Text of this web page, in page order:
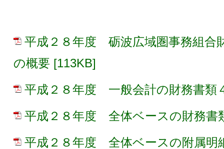
平成２８年度 砺波広域圏事務組合
の概要 [113KB]
平成２８年度 一般会計の財務書類
平成２８年度 全体ベースの財務書
平成２８年度 全体ベースの附属明